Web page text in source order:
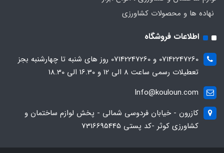
نهاده ها و محصولات کشاورزی
اطلاعات فروشگاه
07142247260 و 07142247260 روز های شنبه تا چهارشنبه بجز
تعطیلات رسمی ساعت 8 الی 12 و 16.30 الی 18.30
Info@kouloun.com
کازرون - خیابان فردوسی شمالی - پخش لوازم ساختمان و
کشاورزی کوثر -کد پستی 7316695445